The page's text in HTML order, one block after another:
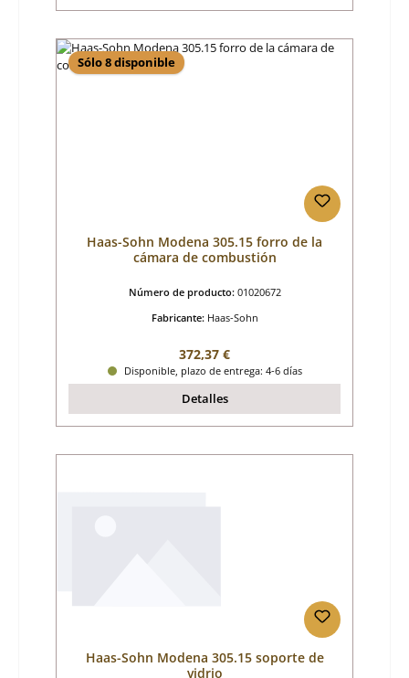
Sólo 8 disponible
Haas-Sohn Modena 305.15 forro de la
cámara de combustión
Número de producto: 01020672
Fabricante: Haas-Sohn
Precio normal:
372,37 €
Disponible, plazo de entrega: 4-6 días
Detalles
Haas-Sohn Modena 305.15 soporte de
vidrio